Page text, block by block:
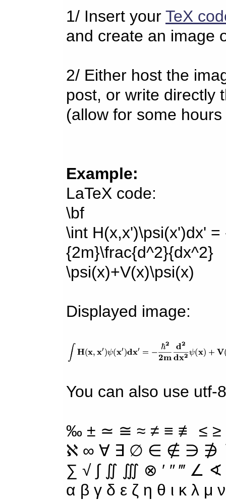
1/ Insert your TeX
and create an image
2/ Either host the
post, or write directly
(allow for some
Example:
LaTeX code:
\bf
\int H(x,x')\psi(x')dx'
{2m}\frac{d^2}{dx^2}
\psi(x)+V(x)\psi(x)
Displayed image:
You can also use utf-
‰ ± ≃ ≅ ≈ ≠ ≡ ≢ ≤
ℵ ∞ ∀ ∃ ∅ ∈ ∉ ∋ ∌
∑ √ ∫ ∬ ∭ ⊗ ′ ″ ‴ ∠
α β γ δ ε ζ η θ ι κ λ